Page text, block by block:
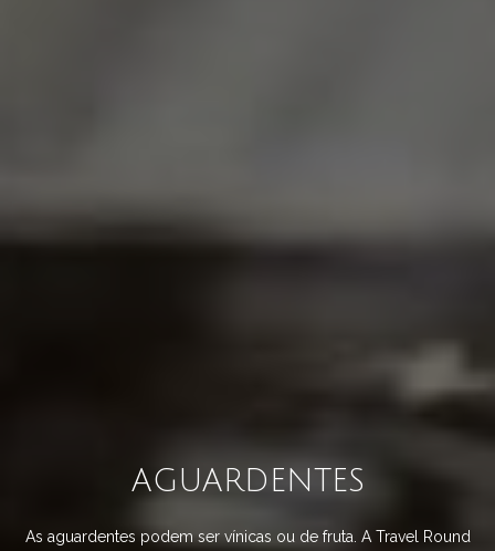
AGUARDENTES
As aguardentes podem ser vínicas ou de fruta. A Travel Round